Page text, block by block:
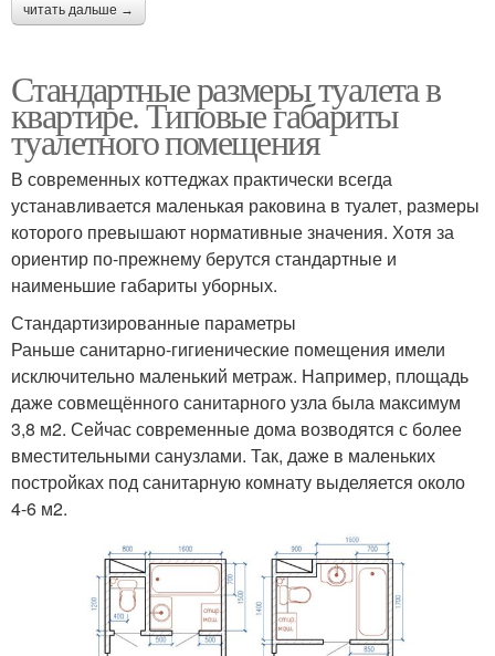
читать дальше →
Стандартные размеры туалета в
квартире. Типовые габариты
туалетного помещения
В современных коттеджах практически всегда
устанавливается маленькая раковина в туалет, размеры
которого превышают нормативные значения. Хотя за
ориентир по-прежнему берутся стандартные и
наименьшие габариты уборных.
Стандартизированные параметры
Раньше санитарно-гигиенические помещения имели
исключительно маленький метраж. Например, площадь
даже совмещённого санитарного узла была максимум
3,8 м2. Сейчас современные дома возводятся с более
вместительными санузлами. Так, даже в маленьких
постройках под санитарную комнату выделяется около
4-6 м2.